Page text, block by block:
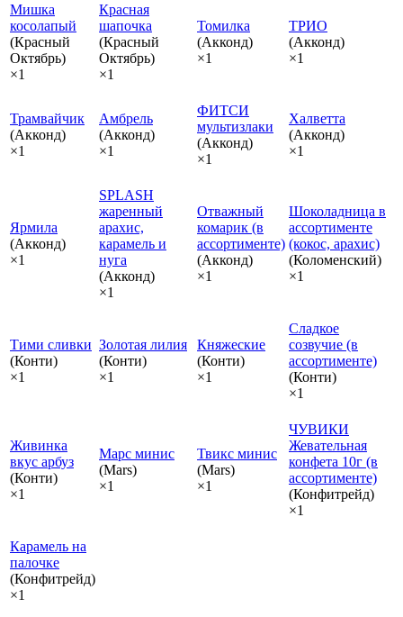
Мишка
косолапый
(Красный
Октябрь)
×1
Красная
шапочка
(Красный
Октябрь)
×1
Томилка
(Акконд)
×1
ТРИО
(Акконд)
×1
Трамвайчик
(Акконд)
×1
Амбрель
(Акконд)
×1
ФИТСИ
мультизлаки
(Акконд)
×1
Халветта
(Акконд)
×1
Ярмила
(Акконд)
×1
SPLASH
жаренный
арахис,
карамель и
нуга
(Акконд)
×1
Отважный
комарик (в
ассортименте)
(Акконд)
×1
Шоколадница в
ассортименте
(кокос, арахис)
(Коломенский)
×1
Тими сливки
(Конти)
×1
Золотая лилия
(Конти)
×1
Княжеские
(Конти)
×1
Сладкое
созвучие (в
ассортименте)
(Конти)
×1
Живинка
вкус арбуз
(Конти)
×1
Марс минис
(Mars)
×1
Твикс минис
(Mars)
×1
ЧУВИКИ
Жевательная
конфета 10г (в
ассортименте)
(Конфитрейд)
×1
Карамель на
палочке
(Конфитрейд)
×1